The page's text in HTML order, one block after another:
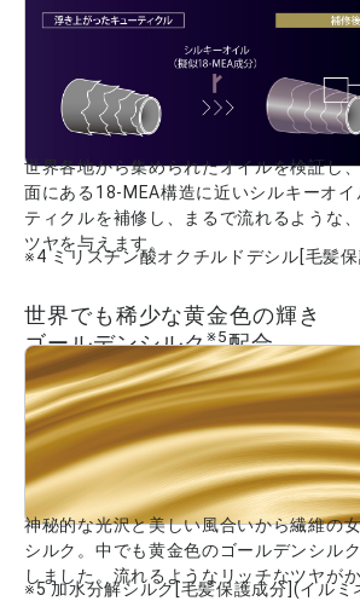
世界各地から集められたオイルを検証し
面にある18-MEA構造に近いシルキーオイ
ティクルを補修し、まるで流れるような
ツヤを与えます。
※4 ミリスチン酸オクチルドデシル[毛髪
世界でも稀少な黄金色の輝き
ゴールデンシルク※5配合
神秘的な光沢と美しい風合いから繊維の
シルク。中でも黄金色のゴールデンシル
しました。流れるようなリッチなツヤがか
※5 加水分解シルク[毛髪保護成分](イルミ